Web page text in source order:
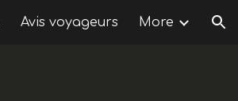
Avis voyageurs More